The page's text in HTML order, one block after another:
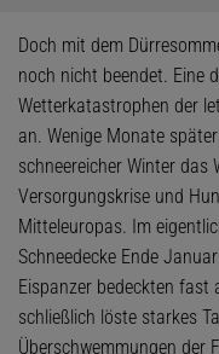
Doch mit dem
noch nicht beendet. Eine
Wetterkatastrophen der
an. Wenige Monate
schneereicher Winter
Versorgungskrise und
Mitteleuropas. Im
Schneedecke Ende
Eispanzer bedeckten fast
schließlich löste starkes
Überschwemmungen der